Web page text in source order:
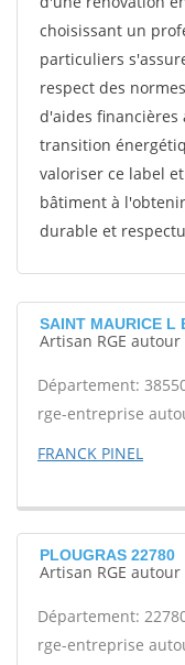
choisissant un
particuliers
respect des
d'aides
transition
valoriser ce label
bâtiment à
durable et
SAINT MAURICE L
Artisan RGE
Département:
rge-entreprise
FRANCK PINEL
PLOUGRAS 22780
Artisan RGE
Département:
rge-entreprise